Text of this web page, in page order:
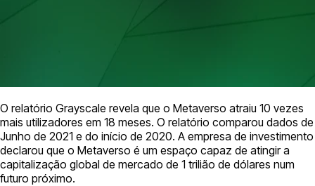
O relatório Grayscale revela que o Metaverso atraiu 10 vezes
mais utilizadores em 18 meses. O relatório comparou dados de
Junho de 2021 e do início de 2020. A empresa de investimento
declarou que o Metaverso é um espaço capaz de atingir a
capitalização global de mercado de 1 trilião de dólares num
futuro próximo.